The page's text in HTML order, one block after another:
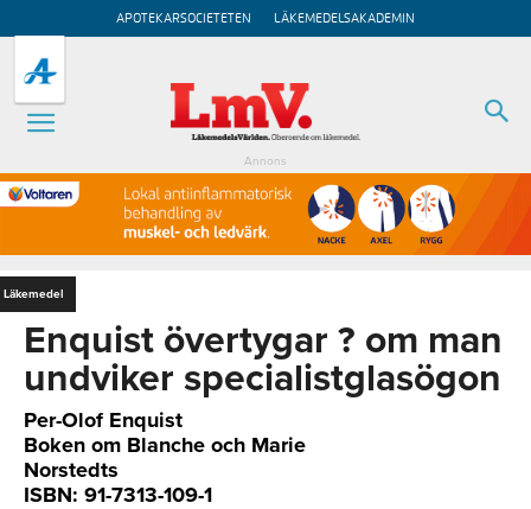
APOTEKARSOCIETETEN LÄKEMEDELSAKADEMIN
Annons
Läkemedel
Enquist övertygar ? om man
undviker specialistglasögon
Per-Olof Enquist
Boken om Blanche och Marie
Norstedts
ISBN: 91-7313-109-1